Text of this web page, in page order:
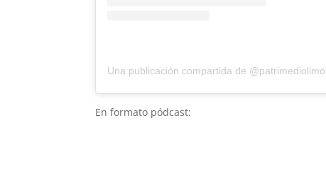
En formato pódcast: